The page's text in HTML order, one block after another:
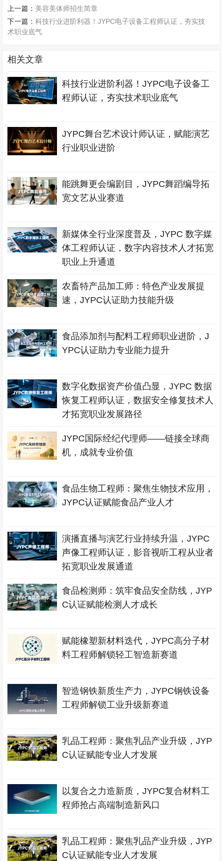
上一篇： 美容美体师招生简章
下一篇：科技行业进阶利器！JYPC电子设备工程师认证，夯实技
术职业底气
相关文章
科技行业进阶利器！JYPC电子设备工
程师认证，夯实技术职业底气
JYPC舞台艺术设计师认证，赋能演艺
行业职业进阶
能跳舞更会编剧目，JYPC舞蹈编导拓
宽文艺从业赛道
新媒体全行业深度普及，JYPC 数字媒
体工程师认证，数字内容技术人才拓宽
职业上升通道
农畜特产品加工师：特色产业发展提
速，JYPC认证助力技能升级
食品添加剂与配料工程师职业进阶，J
YPC认证助力专业能力提升
数字化数据资产价值凸显，JYPC 数据
恢复工程师认证，数据安全修复技术人
才拓宽职业发展路径
JYPC国际经纪代理师——链接全球商
机，成就专业价值
食品生物工程师：聚焦生物技术应用，
JYPC认证赋能食品产业人才
演播直播与演艺行业持续升温，JYPC
声像工程师认证，影音视听工程从业者
拓宽职业发展通道
食品检测师：筑牢食品安全防线，JYP
C认证赋能检测人才成长
赋能橡塑新材料迭代，JYPC高分子材
料工程师解锁轻工智造新赛道
智造钢铁新质生产力，JYPC钢铁设备
工程师解锁工业升级新赛道
乳品工程师：聚焦乳品产业升级，JYP
C认证赋能专业人才发展
以复合之力造新质，JYPC复合材料工
程师抢占高端制造新风口
乳品工程师：聚焦乳品产业升级，JYP
C认证赋能专业人才发展